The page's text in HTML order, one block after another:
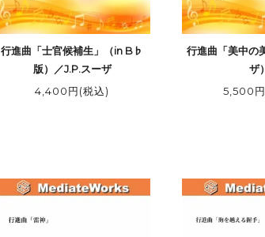
行進曲「士官候補生」（in B♭
版）／J.P.スーザ
4,400円(税込)
行進曲「美中の
ザ）
5,500